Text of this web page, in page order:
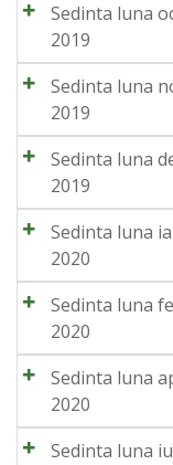
Sedinta luna
2019
Sedinta luna
2019
Sedinta luna
2019
Sedinta luna
2020
Sedinta luna
2020
Sedinta luna
2020
Sedinta luna